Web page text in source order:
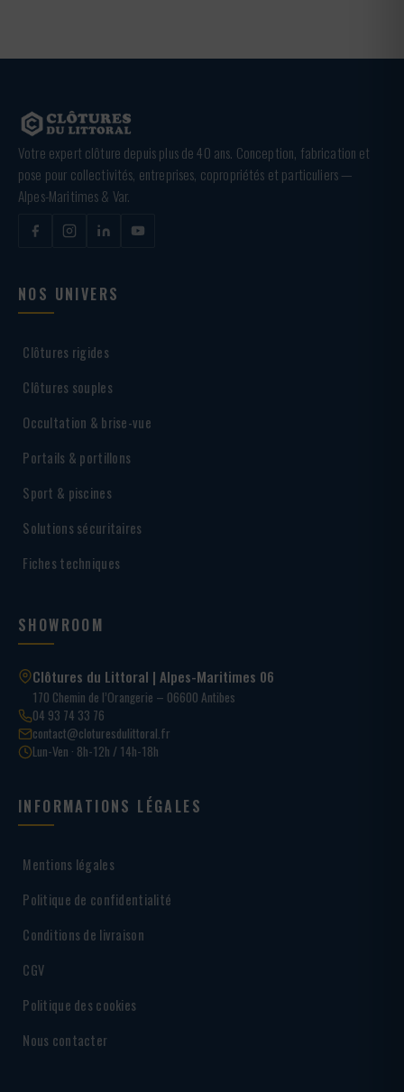
Votre expert clôture depuis plus de 40 ans. Conception, fabrication et
pose pour collectivités, entreprises, copropriétés et particuliers —
Alpes-Maritimes & Var.
NOS UNIVERS
Clôtures rigides
Clôtures souples
Occultation & brise-vue
Portails & portillons
Sport & piscines
Solutions sécuritaires
Fiches techniques
SHOWROOM
Clôtures du Littoral | Alpes-Maritimes 06
170 Chemin de l’Orangerie – 06600 Antibes
04 93 74 33 76
contact@cloturesdulittoral.fr
Lun-Ven · 8h-12h / 14h-18h
INFORMATIONS LÉGALES
Mentions légales
Politique de confidentialité
Conditions de livraison
CGV
Politique des cookies
Nous contacter